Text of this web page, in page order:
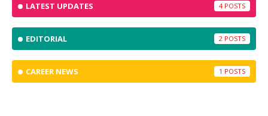
LATEST UPDATES 4
EDITORIAL 2
CAREER NEWS 1